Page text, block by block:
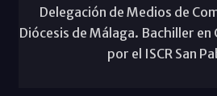
Delegación de Medios de
Diócesis de Málaga. Bachiller en
por el ISCR San